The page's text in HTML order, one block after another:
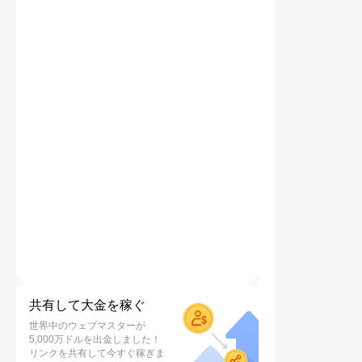
共有して大金を稼ぐ
世界中のウェブマスターが
5,000万ドルを出金しました！
リンクを共有して今すぐ稼ぎま